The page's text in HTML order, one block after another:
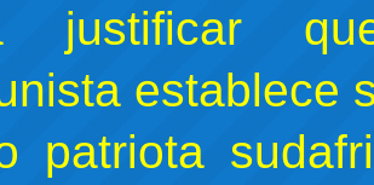
justificar
establece
patriota